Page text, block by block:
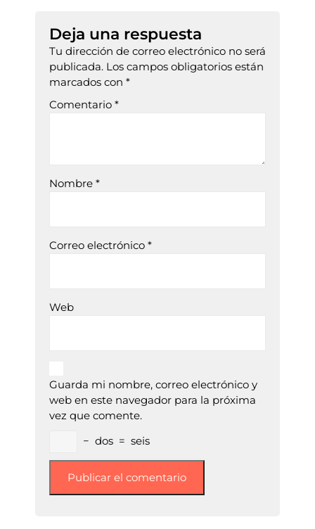
Deja una respuesta
Tu dirección de correo electrónico no será
publicada. Los campos obligatorios están
marcados con *
Comentario *
Nombre *
Correo electrónico *
Web
Guarda mi nombre, correo electrónico y
web en este navegador para la próxima
vez que comente.
− dos = seis